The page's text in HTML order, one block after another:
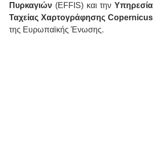
Πυρκαγιών (EFFIS) και την Υπηρεσία
Ταχείας Χαρτογράφησης Copernicus
της Ευρωπαϊκής Ένωσης.